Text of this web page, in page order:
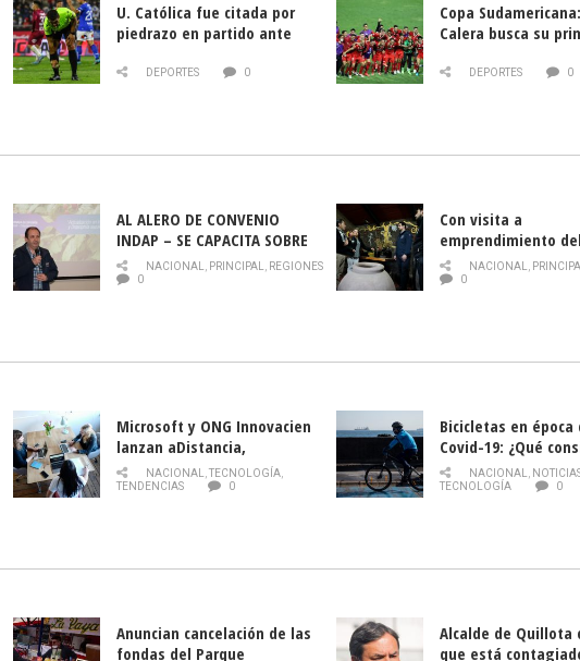
U. Católica fue citada por
piedrazo en partido ante
DEPORTES 0
Copa
Calera busca su
DEPORTES 0
AL ALERO DE CONVENIO
INDAP – SE CAPACITA SOBRE
PLAGA DROSOPHILA SUZUKII
NACIONAL, PRINCIPAL, REGIONES
0
Con visita a
emprendimiento
y llamado al
historia campesina
NACIONAL,
0
Microsoft y ONG Innovacien
lanzan aDistancia,
plataforma con cursos
gratuitos online sobre
NACIONAL,TECNOLOGÍA,
TENDENCIAS
0
Bicicletas en época
Covid-19: ¿Qué
momento de
NACIONAL,
TECNOLOGÍA
0
Anuncian cancelación de las
fondas del Parque
Alcalde de Quillota
que está